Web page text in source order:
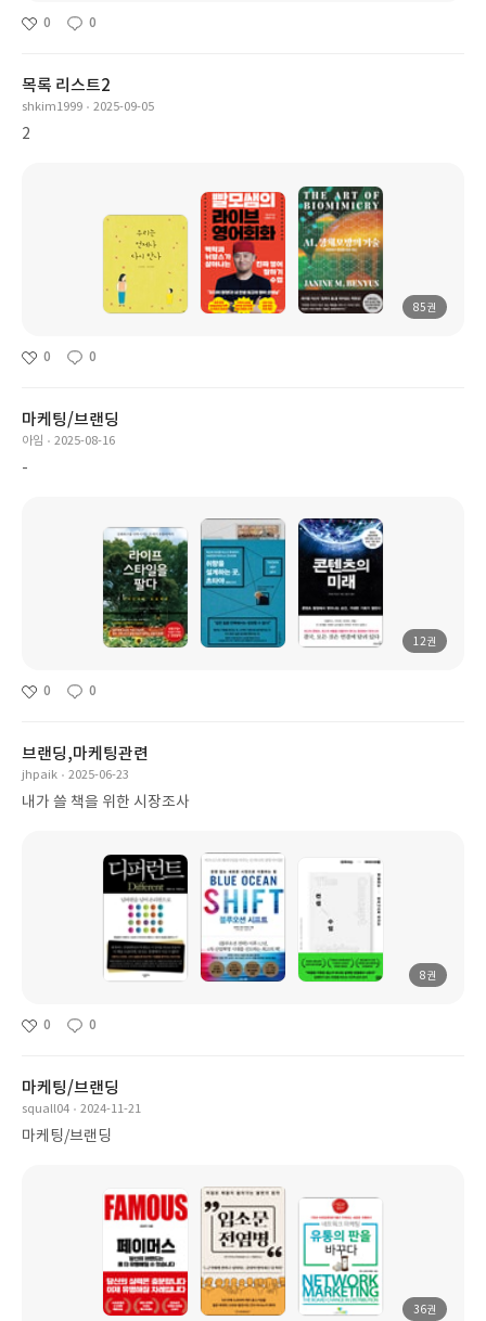
0 0
목록 리스트2
shkim1999 2025-09-05
2
85권
0 0
마케팅/브랜딩
아임 2025-08-16
-
12권
0 0
브랜딩,마케팅관련
jhpaik 2025-06-23
내가 쓸 책을 위한 시장조사
8권
0 0
마케팅/브랜딩
squall04 2024-11-21
마케팅/브랜딩
36권